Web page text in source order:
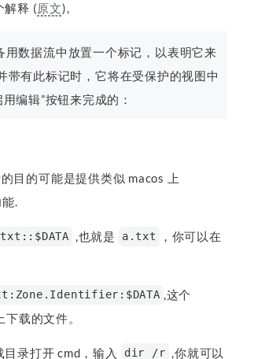
解释 (原文),
数据流中放置一个标记，以表明它来
有此标记时，它将在受保护的视图中
编辑”按钮来完成的：
的目的可能是提供类似 macos 上
.
,也就是 a.txt
，你可以在
,这个
载的文件。
录打开 cmd，输入 dir /r
,你就可以